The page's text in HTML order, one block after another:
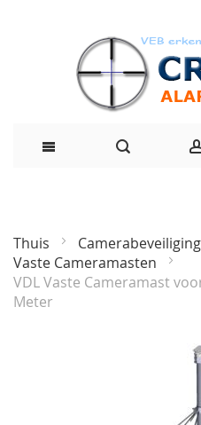
Thuis Camerabeveiliging
Vaste Cameramasten
VDL Vaste Cameramast
Meter